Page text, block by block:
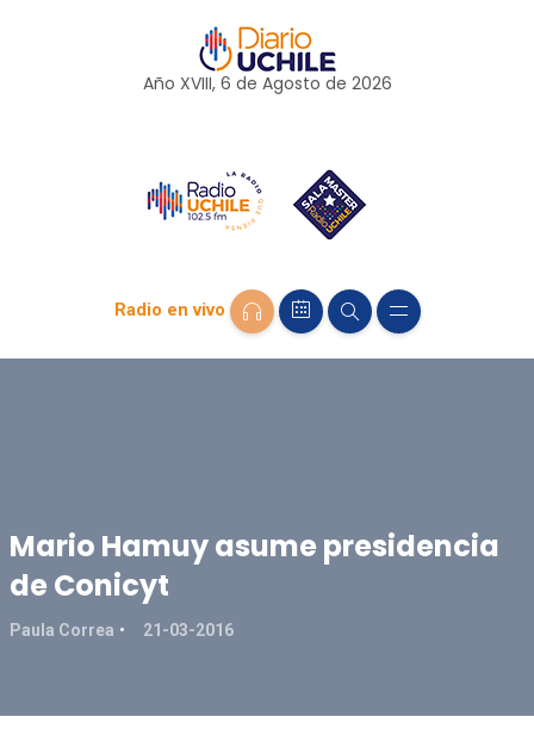
Año XVIII, 6 de Agosto de 2026
Radio en vivo
Mario Hamuy asume presidencia
de Conicyt
Paula Correa 21-03-2016